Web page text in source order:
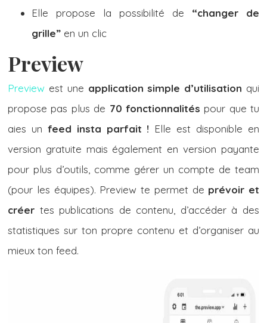
Elle propose la possibilité de “changer de
grille” en un clic
Preview
Preview est une application simple d’utilisation qui
propose pas plus de 70 fonctionnalités pour que tu
aies un feed insta parfait ! Elle est disponible en
version gratuite mais également en version payante
pour plus d’outils, comme gérer un compte de team
(pour les équipes). Preview te permet de prévoir et
créer tes publications de contenu, d’accéder à des
statistiques sur ton propre contenu et d’organiser au
mieux ton feed.